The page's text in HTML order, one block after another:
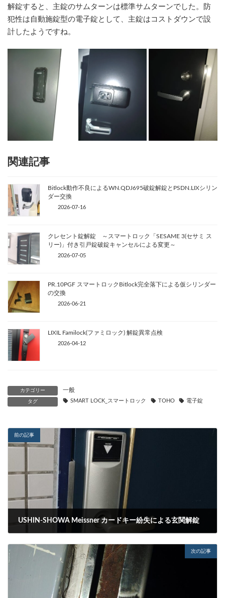
解錠すると、主錠のサムターンは標準サムターンでした。防
犯性は自動施錠型の電子錠として、主錠はコストダウンで設
計したようですね。
関連記事
Bitlock動作不良によるWN.QDJ695破錠解錠とPSDN.LIXシリン
ダー交換
2026-07-16
クレセント錠解錠 ～スマートロック「SESAME 3(セサミ ス
リー)」付き引戸錠破錠キャンセルによる変更～
2026-07-05
PR.10PGF スマートロックBitlock完全落下による仮シリンダー
の交換
2026-06-21
LIXIL Familock(ファミロック) 解錠異常点検
2026-04-12
カテゴリー 一般
タグ SMART LOCK_スマートロック TOHO 電子錠
前の記事
USHIN-SHOWA Meissner カードキー紛失による玄関解錠
次の記事